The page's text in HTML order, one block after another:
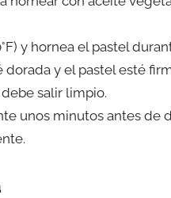
y hornea el pastel
y el pastel esté
salir limpio.
unos minutos antes de